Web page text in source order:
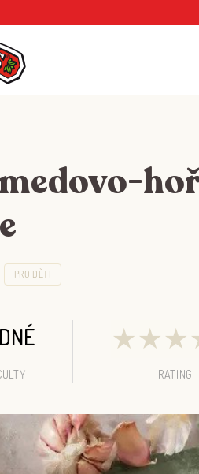
PRO DĚTI
★★★
RATING